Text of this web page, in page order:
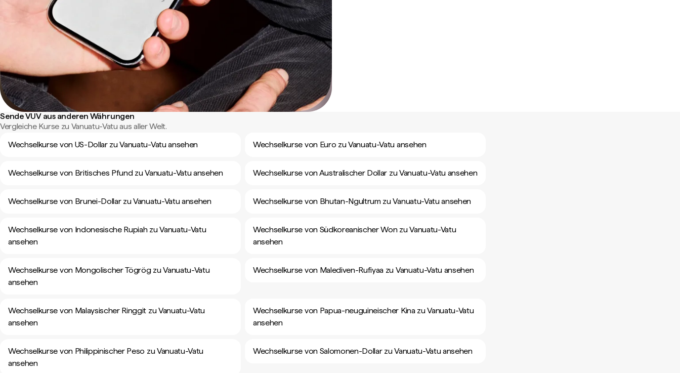
Sende VUV aus anderen Währungen
Vergleiche Kurse zu Vanuatu-Vatu aus aller Welt.
Wechselkurse von US-Dollar zu Vanuatu-Vatu ansehen
Wechselkurse von Euro zu Vanuatu-Vatu ansehen
Wechselkurse von Britisches Pfund zu Vanuatu-Vatu ansehen Wechselkurse von Australischer Dollar zu Vanuatu-Vatu ansehen
Wechselkurse von Brunei-Dollar zu Vanuatu-Vatu ansehen Wechselkurse von Bhutan-Ngultrum zu Vanuatu-Vatu ansehen
Wechselkurse von Indonesische Rupiah zu Vanuatu-Vatu
ansehen
Wechselkurse von Südkoreanischer Won zu Vanuatu-Vatu
ansehen
Wechselkurse von Mongolischer Tögrög zu Vanuatu-Vatu
ansehen
Wechselkurse von Malediven-Rufiyaa zu Vanuatu-Vatu ansehen
Wechselkurse von Malaysischer Ringgit zu Vanuatu-Vatu
ansehen
Wechselkurse von Papua-neuguineischer Kina zu Vanuatu-Vatu
ansehen
Wechselkurse von Philippinischer Peso zu Vanuatu-Vatu
ansehen
Wechselkurse von Salomonen-Dollar zu Vanuatu-Vatu ansehen